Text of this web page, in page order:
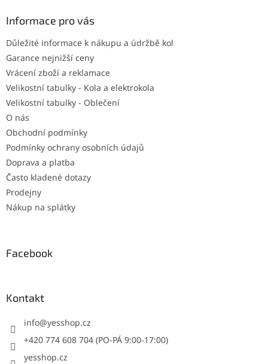
Informace pro vás
Důležité informace k nákupu a údržbě kol
Garance nejnižší ceny
Vrácení zboží a reklamace
Velikostní tabulky - Kola a elektrokola
Velikostní tabulky - Oblečení
O nás
Obchodní podmínky
Podmínky ochrany osobních údajů
Doprava a platba
Často kladené dotazy
Prodejny
Nákup na splátky
Facebook
Kontakt
info@yesshop.cz
+420 774 608 704 (PO-PÁ 9:00-17:00)
yesshop.cz